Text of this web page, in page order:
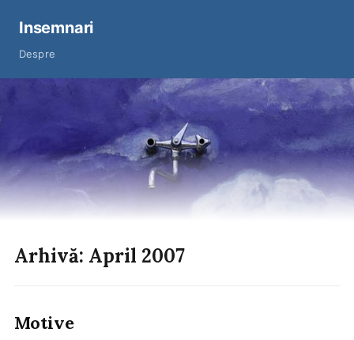
Insemnari
Despre
Arhivă: April 2007
Motive